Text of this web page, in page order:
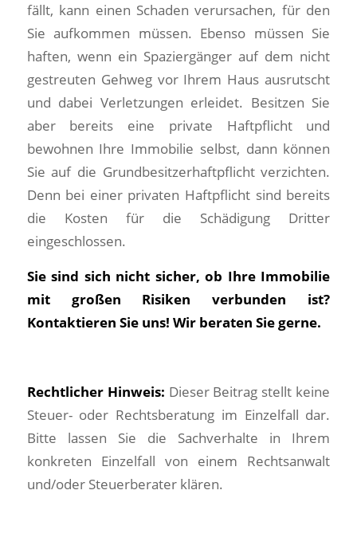
fällt, kann einen Schaden verursachen, für den
Sie aufkommen müssen. Ebenso müssen Sie
haften, wenn ein Spaziergänger auf dem nicht
gestreuten Gehweg vor Ihrem Haus ausrutscht
und dabei Verletzungen erleidet. Besitzen Sie
aber bereits eine private Haftpflicht und
bewohnen Ihre Immobilie selbst, dann können
Sie auf die Grundbesitzerhaftpflicht verzichten.
Denn bei einer privaten Haftpflicht sind bereits
die Kosten für die Schädigung Dritter
eingeschlossen.
Sie sind sich nicht sicher, ob Ihre Immobilie
mit großen Risiken verbunden ist?
Kontaktieren Sie uns! Wir beraten Sie gerne.
Rechtlicher Hinweis: Dieser Beitrag stellt keine
Steuer- oder Rechtsberatung im Einzelfall dar.
Bitte lassen Sie die Sachverhalte in Ihrem
konkreten Einzelfall von einem Rechtsanwalt
und/oder Steuerberater klären.